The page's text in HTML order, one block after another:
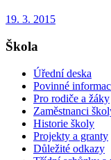
19. 3. 2015
Škola
Úřední deska
Povinné
Pro rodiče a žáky
Zaměstnanci
Historie školy
Projekty a granty
Důležité odkazy